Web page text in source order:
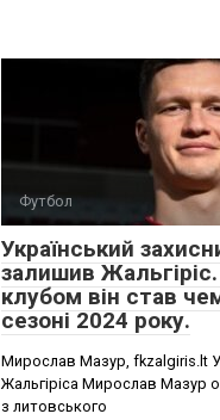
Футбол
Український
залишив Жальгіріс.
клубом він став
сезоні 2024 року.
Мирослав Мазур, fkzalgiris.lt
Жальгіріса Мирослав Мазур
з литовського